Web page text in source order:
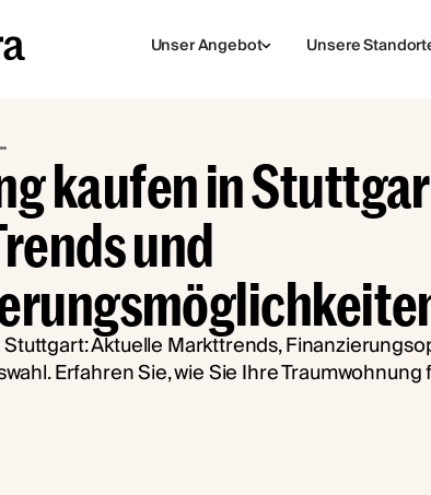
Unser Angebot Unsere
kaufen in
und